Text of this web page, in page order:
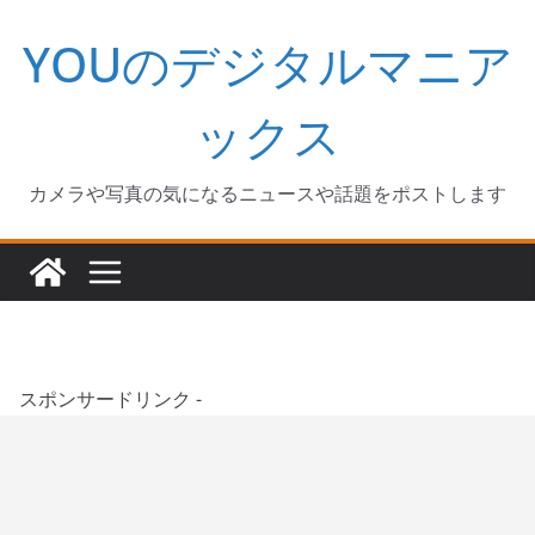
キ
YOUのデジタルマニア
ックス
カメラや写真の気になるニュースや話題をポストします
スポンサードリンク -